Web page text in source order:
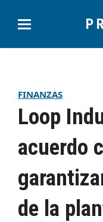
FINANZAS
Loop
acuerdo
de la